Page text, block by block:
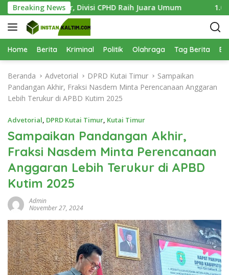
a
g
u
Breaking News
Digelar, Divisi CPHD Raih Juara Umum 1.000
Home Berita Kriminal Politik Olahraga Tag Berita
Beranda Advetorial DPRD Kutai Timur
Sampaikan
Pandangan Akhir, Fraksi Nasdem Minta Perencanaan Anggaran
Lebih Terukur di APBD Kutim 2025
Advetorial, DPRD Kutai Timur, Kutai Timur
Sampaikan Pandangan Akhir,
Fraksi Nasdem Minta Perencanaan
Anggaran Lebih Terukur di APBD
Kutim 2025
Admin
November 27, 2024